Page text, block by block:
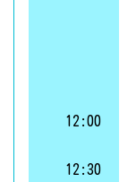
12:00
12:30